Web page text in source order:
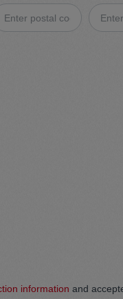
information and